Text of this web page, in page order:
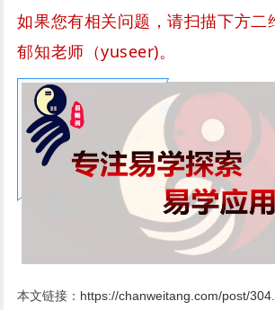
如果您有相关问题，请扫描下方二
郁知老师（yuseer)。
本文链接： https://chanweitang.com/post/